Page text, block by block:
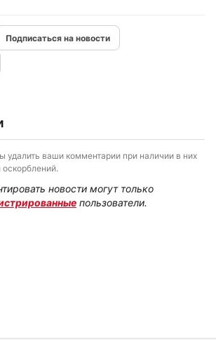
Подписаться на новости
ваши комментарии при наличии в них
оскорблений.
новости могут только
пользователи.